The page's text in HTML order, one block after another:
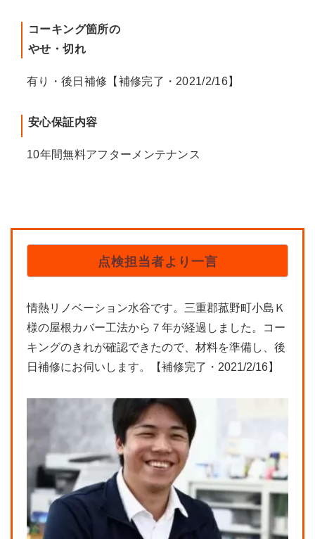
コーキング箇所の
やせ・切れ
有り・後日補修【補修完了・2021/2/16】
安心保証内容
10年間無料アフターメンテナンス
点検担当者より一言
情熱リノベーション水谷です。三重郡菰野町小島Ｋ
様の屋根カバー工法から７年が経過しました。コー
キングのきれが確認できたので、材料を準備し、後
日補修にお伺いします。【補修完了・2021/2/16】